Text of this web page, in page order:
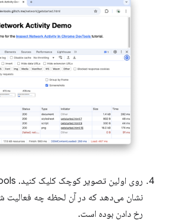
نشان می‌دهد که در آن لحظه چه فعالیت
رخ دادن بوده است.